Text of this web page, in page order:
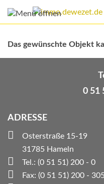
Das gewünschte Objekt
0 51
ADRESSE
Osterstraße 15-19
31785 Hameln
Tel.: (0 51 51) 200 - 0
Fax: (0 51 51) 200 -